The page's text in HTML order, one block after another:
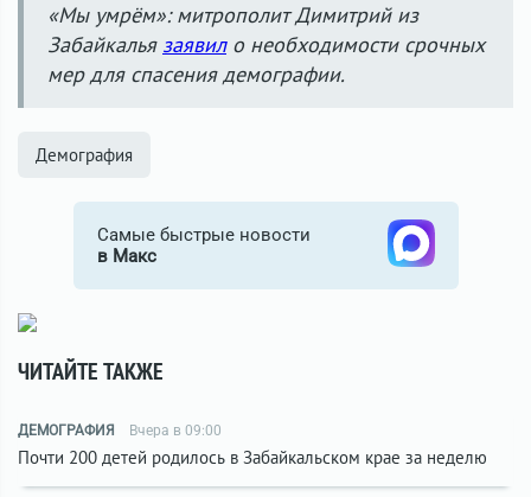
«Мы умрём»: митрополит Димитрий из
Забайкалья заявило необходимости срочных
мер для спасения демографии.
Демография
Самые быстрые новости
в Макс
ЧИТАЙТЕ ТАКЖЕ
ДЕМОГРАФИЯ Вчера в 09:00
Почти 200 детей родилось в Забайкальском крае за неделю